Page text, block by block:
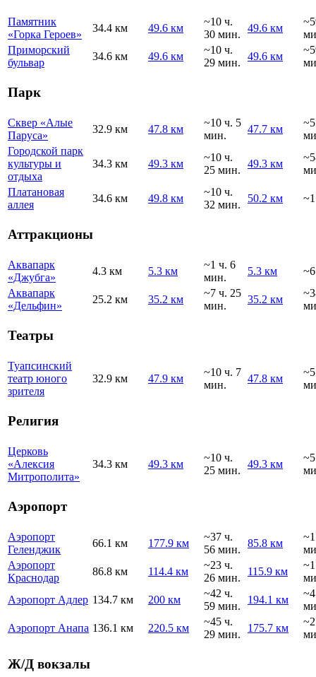
Памятник
«Горка Героев»
34.4 км 49.6 км
~10 ч.
30 мин.
49.6 км
Приморский
бульвар
34.6 км 49.6 км
~10 ч.
29 мин.
49.6 км
Парк
Сквер «Алые
Паруса»
32.9 км 47.8 км
~10 ч. 5
мин.
47.7 км
Городской парк
культуры и
отдыха
34.3 км 49.3 км
~10 ч.
25 мин.
49.3 км
Платановая
аллея
34.6 км 49.8 км
~10 ч.
32 мин.
50.2 км
Аттракционы
Аквапарк
«Джубга»
4.3 км 5.3 км
~1 ч. 6
мин.
5.3 км
Аквапарк
«Дельфин»
25.2 км 35.2 км
~7 ч. 25
мин.
35.2 км
Театры
Туапсинский
театр юного
зрителя
32.9 км 47.9 км
~10 ч. 7
мин.
47.8 км
Религия
Церковь
«Алексия
Митрополита»
34.3 км 49.3 км
~10 ч.
25 мин.
49.3 км
Аэропорт
Аэропорт
Геленджик
66.1 км 177.9 км
~37 ч.
56 мин.
85.8 км
Аэропорт
Краснодар
86.8 км 114.4 км
~23 ч.
26 мин.
115.9 км
Аэропорт Адлер 134.7 км 200 км
~42 ч.
59 мин.
194.1 км
Аэропорт Анапа 136.1 км 220.5 км
~45 ч.
29 мин.
175.7 км
Ж/Д вокзалы